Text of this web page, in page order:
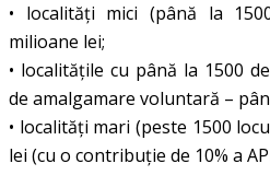
• localități mici (până la
milioane lei;
• localitățile cu până la 1500
de amalgamare voluntară –
• localități mari (peste 1500
lei (cu o contribuție de 10% a